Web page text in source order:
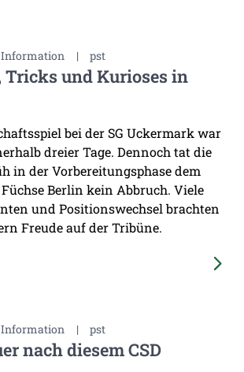
Information | pst
und Kurioses in
bei der SG Uckermark war
dreier Tage. Dennoch tat die
in der Vorbereitungsphase dem
Berlin kein Abbruch. Viele
und Positionswechsel brachten
Freude auf der Tribüne.
Information | pst
nach diesem CSD